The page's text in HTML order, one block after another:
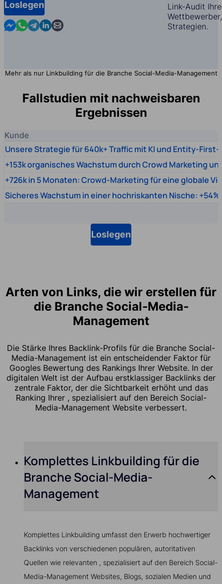
Loslegen
Contact us in Messenger
Contact us in WhatsApp
Contact us in Telegram
Contact us in Linkedin
Contact us by email
Link-Audit
Strategien.
Mehr als nur Linkbuilding für die Branche Social-Media-Management
Fallstudien mit nachweisbaren
Ergebnissen
Kunde
Unsere Strategie für 640k+ Traffic mit KI und Entity-
+153k organisches Wachstum durch Crowd Marketing
+726k in 5 Monaten: Crowd-Marketing für eine globale
Sicheres Wachstum in einer hochriskanten Nische:
Loslegen
Arten von Links, die wir erstellen für
die Branche Social-Media-
Management
Die Stärke Ihres Backlink-Profils für die Branche Social-
Media-Management ist ein entscheidender Faktor für
Googles Bewertung des Rankings Ihrer Website. In der
digitalen Welt ist der Aufbau erstklassiger Backlinks der
zentrale Faktor, der die Sichtbarkeit erhöht und das
Ranking Ihrer , spezialisiert auf den Bereich Social-
Media-Management Website verbessert.
Komplettes Linkbuilding für die
Branche Social-Media-
Management
Komplettes Linkbuilding umfasst den Erwerb hochwertiger
Backlinks von verschiedenen populären, autoritativen
Quellen wie relevanten , spezialisiert auf den Bereich Social-
Media-Management Websites, Blogs, sozialen Medien und